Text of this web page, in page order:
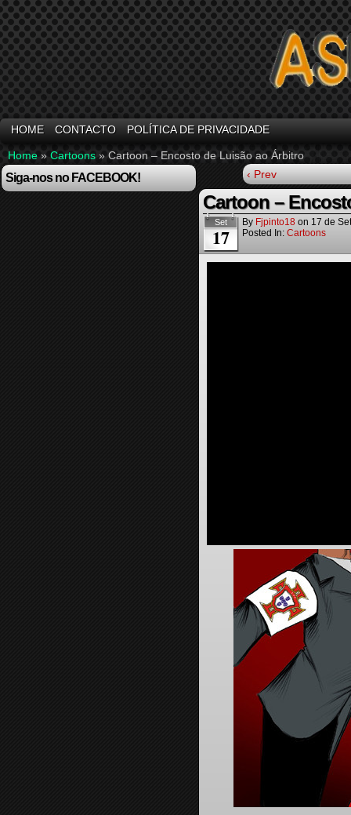
HOME CONTACTO POLÍTICA DE PRIVACIDADE
Home » Cartoons » Cartoon – Encosto de Luisão ao Árbitro
Siga-nos no FACEBOOK! ‹ Prev
Cartoon –
Set
17
By Fjpinto18 on 17 de
Posted In: Cartoons